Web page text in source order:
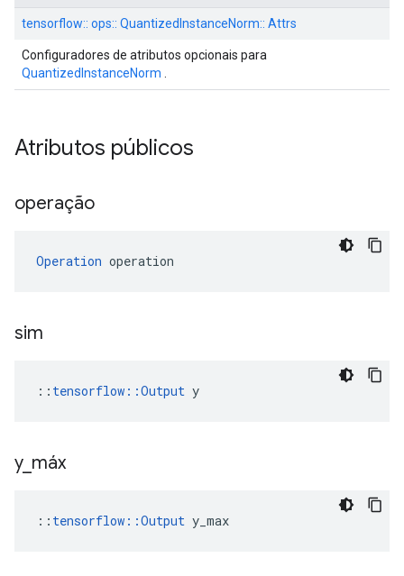
tensorflow:: ops:: QuantizedInstanceNorm:: Attrs
Configuradores de atributos opcionais para
QuantizedInstanceNorm
Atributos públicos
operação
Operation operation
sim
:: tensorflow::Output y
y_ máx
:: tensorflow::Output y_max